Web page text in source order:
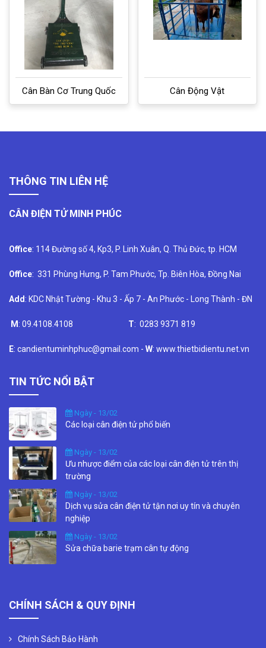
Cân Bàn Cơ Trung Quốc Cân Động Vật
THÔNG TIN LIÊN HỆ
CÂN ĐIỆN TỬ MINH PHÚC
Office: 114 Đường số 4, Kp3, P. Linh Xuân, Q. Thủ Đức, tp. HCM
Office: 331 Phùng Hưng, P. Tam Phước, Tp. Biên Hòa, Đồng Nai
Add: KDC Nhật Tường - Khu 3 - Ấp 7 - An Phước - Long Thành - ĐN
M : 09.4108.4108 T: 0283 9371 819
E: candientuminhphuc@gmail.com - W: www.thietbidientu.net.vn
TIN TỨC NỔI BẬT
Ngày - 13/02
Các loại cân điện tử phổ biến
Ngày - 13/02
Ưu nhược điểm của các loại cân điện tử trên thị
trường
Ngày - 13/02
Dịch vụ sửa cân điện tử tận nơi uy tín và chuyên
nghiệp
Ngày - 13/02
Sửa chữa barie trạm cân tự động
CHÍNH SÁCH & QUY ĐỊNH
Chính Sách Bảo Hành